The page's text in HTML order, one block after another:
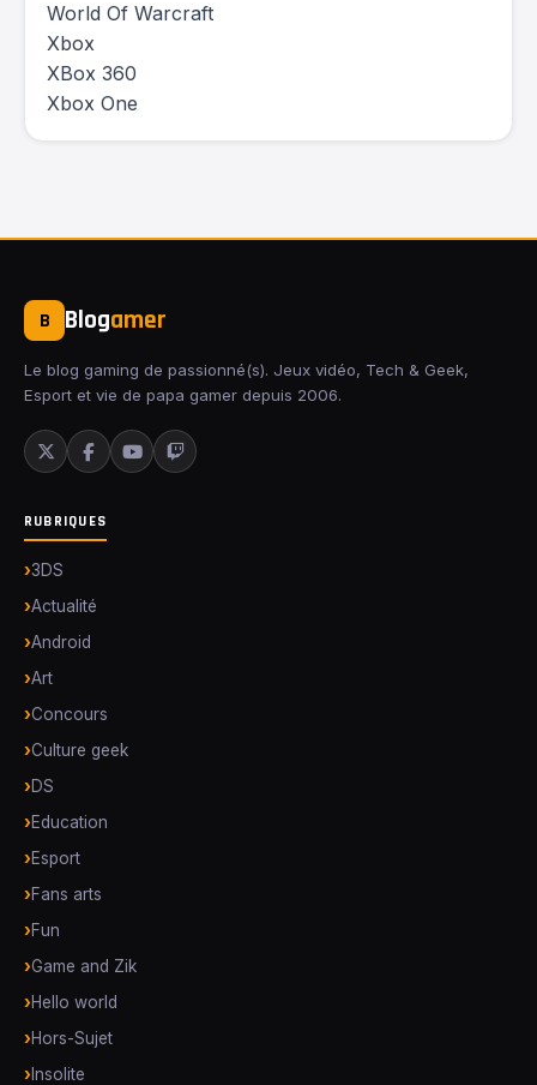
World Of Warcraft
Xbox
XBox 360
Xbox One
B Blogamer
Le blog gaming de passionné(s). Jeux vidéo, Tech & Geek,
Esport et vie de papa gamer depuis 2006.
RUBRIQUES
3DS
Actualité
Android
Art
Concours
Culture geek
DS
Education
Esport
Fans arts
Fun
Game and Zik
Hello world
Hors-Sujet
Insolite